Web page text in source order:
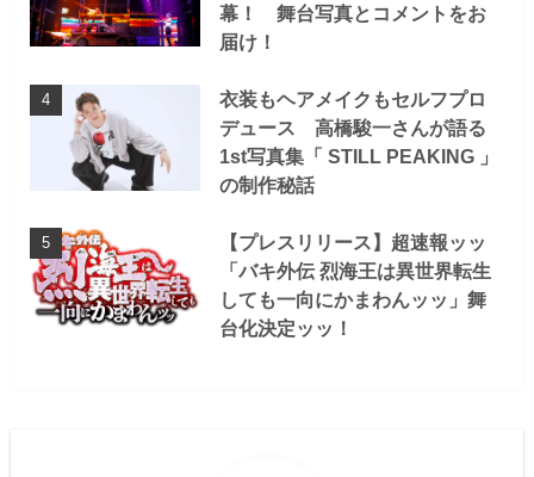
幕！ 舞台写真とコメントをお
届け！
衣装もヘアメイクもセルフプロ
デュース 高橋駿一さんが語る
1st写真集「 STILL PEAKING 」
の制作秘話
【プレスリリース】超速報ッッ
「バキ外伝 烈海王は異世界転生
しても一向にかまわんッッ」舞
台化決定ッッ！